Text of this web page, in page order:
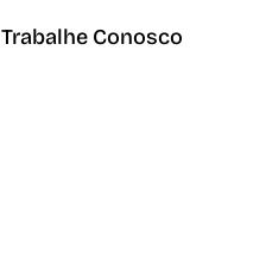
Trabalhe Conosco